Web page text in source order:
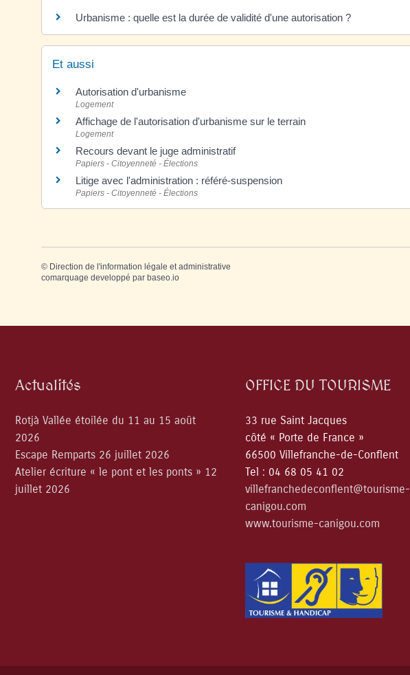
Urbanisme : quelle est la durée de validité d'une autorisation ?
Et aussi
Autorisation d'urbanisme
Logement
Affichage de l'autorisation d'urbanisme sur le terrain
Logement
Recours devant le juge administratif
Papiers - Citoyenneté - Élections
Litige avec l'administration : référé-suspension
Papiers - Citoyenneté - Élections
© Direction de l'information légale et administrative
comarquage developpé par baseo.io
Actualités
Rotjà Vallée étoilée du 11 au 15 août
2026
Escape Remparts 26 juillet 2026
Atelier écriture « le pont et les ponts » 12
juillet 2026
OFFICE DU TOURISME
33 rue Saint Jacques
côté « Porte de France »
66500 Villefranche-de-Conflent
Tel : 04 68 05 41 02
villefranchedeconflent@tourisme-
canigou.com
www.tourisme-canigou.com